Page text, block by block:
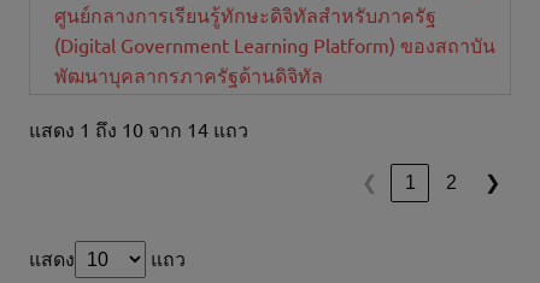
ศูนย์กลางการเรียนรู้ทักษะดิจิทัลสำหรับภาครัฐ
(Digital Government Learning Platform) ของสถาบัน
พัฒนาบุคลากรภาครัฐด้านดิจิทัล
แสดง 1 ถึง 10 จาก 14 แถว
❮ 1 2 ❯
แสดง แถว